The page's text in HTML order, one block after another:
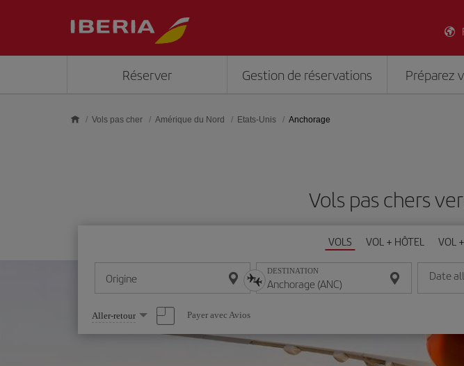
Réserver Gestion de réservations Préparez
Vols pas cher Amérique du Nord Etats-Unis Anchorage
Vols pas chers
VOLS VOL + HÔTEL VOL
Origine DESTINATION Date
Entrez la
Sélectionnez
une
option
Aller-retour Payer avec Avios